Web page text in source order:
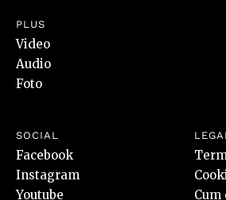
PLUS
Video
Audio
Foto
SOCIAL
Facebook
Instagram
Youtube
LEGAL
Cum